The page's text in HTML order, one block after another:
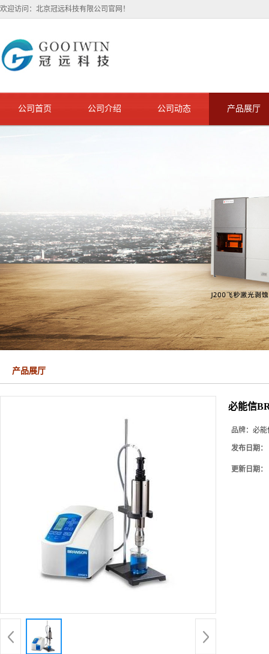
欢迎访问：北京冠远科技有限公司官网！
公司首页 公司介绍 公司动态 产品展厅
产品展厅
必能信
品牌： 必能
发布日期：
更新日期：